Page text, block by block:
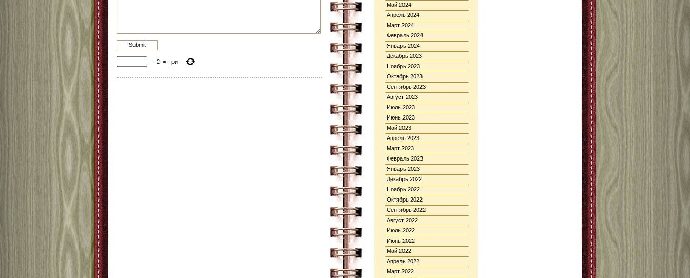
Май 2024
Апрель 2024
Март 2024
Февраль 2024
Январь 2024
Декабрь 2023
Ноябрь 2023
Октябрь 2023
Сентябрь 2023
Август 2023
Июль 2023
Июнь 2023
Май 2023
Апрель 2023
Март 2023
Февраль 2023
Январь 2023
Декабрь 2022
Ноябрь 2022
Октябрь 2022
Сентябрь 2022
Август 2022
Июль 2022
Июнь 2022
Май 2022
Апрель 2022
Март 2022
− 2 = три